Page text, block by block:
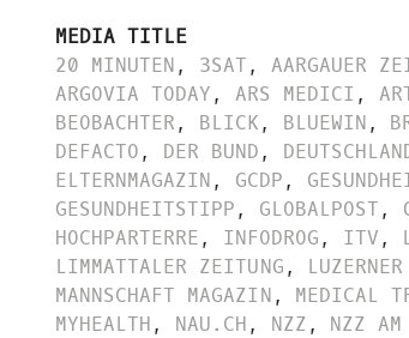
MEDIA TITLE
20 MINUTEN, 3SAT, AARGAUER
ARGOVIA TODAY, ARS MEDICI ,
BEOBACHTER, BLICK, BLUEWIN,
DEFACTO, DER BUND,
ELTERNMAGAZIN, GCDP,
GESUNDHEITSTIPP, GLOBALPOST,
HOCHPARTERRE, INFODROG, ITV,
LIMMATTALER ZEITUNG,
MANNSCHAFT MAGAZIN, MEDICAL
MYHEALTH, NAU.CH, NZZ, NZZ AM